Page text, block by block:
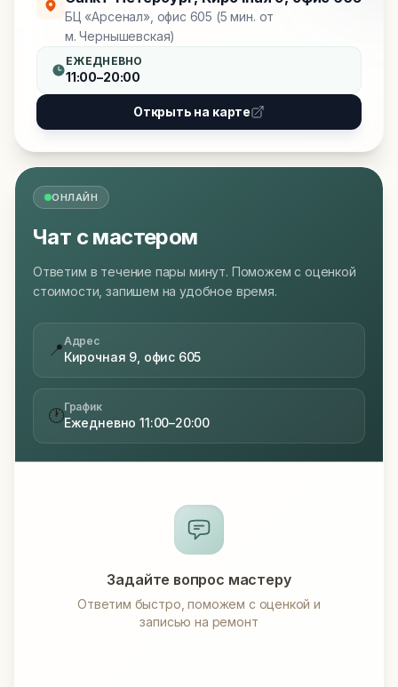
БЦ «Арсенал», офис 605 (5 мин. от
м. Чернышевская)
ЕЖЕДНЕВНО
11:00–20:00
Открыть на карте
ОНЛАЙН
Чат с мастером
Ответим в течение пары минут. Поможем с оценкой
стоимости, запишем на удобное время.
📍Адрес
Кирочная 9, офис 605
🕐График
Ежедневно 11:00–20:00
Задайте вопрос мастеру
Ответим быстро, поможем с оценкой и
записью на ремонт